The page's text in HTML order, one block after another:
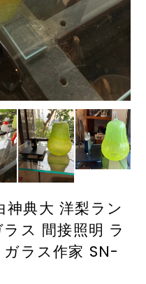
典大 洋梨ラン
ス 間接照明 ラ
ラス作家 SN-